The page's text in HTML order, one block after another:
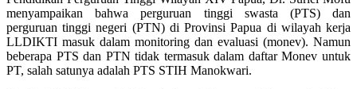
menyampaikan bahwa perguruan tinggi swasta (PTS) dan
perguruan tinggi negeri (PTN) di Provinsi Papua di wilayah kerja
LLDIKTI masuk dalam monitoring dan evaluasi (monev). Namun
beberapa PTS dan PTN tidak termasuk dalam daftar Monev untuk
PT, salah satunya adalah PTS STIH Manokwari.